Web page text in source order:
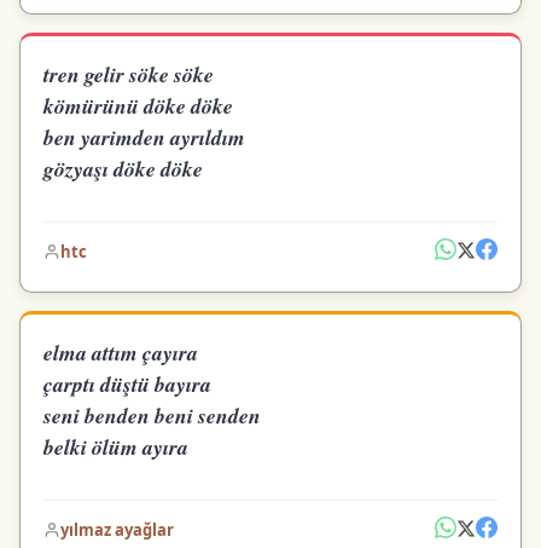
tren gelir söke söke
kömürünü döke döke
ben yarimden ayrıldım
gözyaşı döke döke
htc
elma attım çayıra
çarptı düştü bayıra
seni benden beni senden
belki ölüm ayıra
yılmaz ayağlar